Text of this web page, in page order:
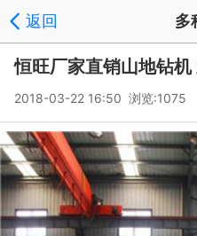
返回 多
恒旺厂家直销山地钻
2018-03-22 16:50 浏览:1075